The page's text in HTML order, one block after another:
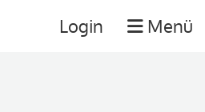
Login Menü